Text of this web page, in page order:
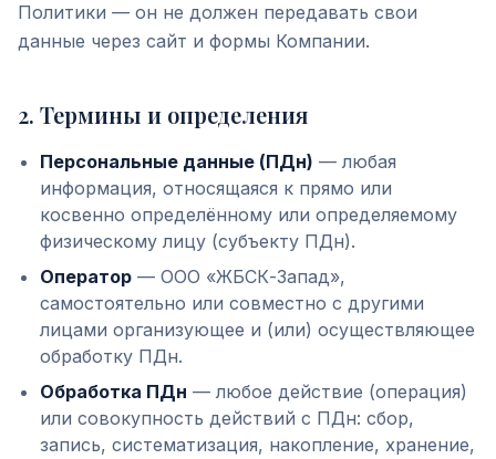
Политики — он не должен передавать свои
данные через сайт и формы Компании.
2. Термины и определения
Персональные данные (ПДн) — любая
информация, относящаяся к прямо или
косвенно определённому или определяемому
физическому лицу (субъекту ПДн).
Оператор — ООО «ЖБСК-Запад»,
самостоятельно или совместно с другими
лицами организующее и (или) осуществляющее
обработку ПДн.
Обработка ПДн — любое действие (операция)
или совокупность действий с ПДн: сбор,
запись, систематизация, накопление, хранение,